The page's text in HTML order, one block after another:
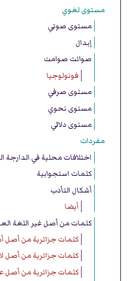
مستوى لغوي
مستوى صوتي
إبدال
صوائت صوامت
فونولوجيا
مستوى صرفي
مستوى نحوي
مستوى دلالي
مفردات
اختلافات محلية في الدارجة
كلمات استجوابية
أشكال التأدب
أيضا
كلمات من أصل غير اللغة
كلمات جزائرية من أصل
كلمات جزائرية من أصل
كلمات جزائرية من أصل